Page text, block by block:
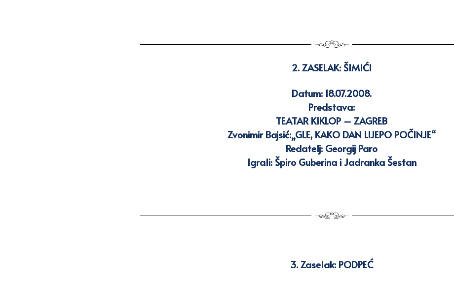
2. ZASELAK: ŠIMIĆI
Datum: 18.07.2008.
Predstava:
TEATAR KIKLOP – ZAGREB
Zvonimir Bajsić:„GLE, KAKO DAN LIJEPO POČINJE“
Redatelj: Georgij Paro
Igrali: Špiro Guberina i Jadranka Šestan
3. Zaselak: PODPEĆ